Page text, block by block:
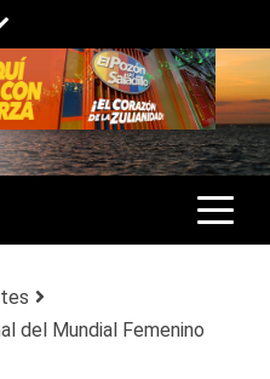
VENEZUELA Y
GENERAL.
del Mundial Femenino